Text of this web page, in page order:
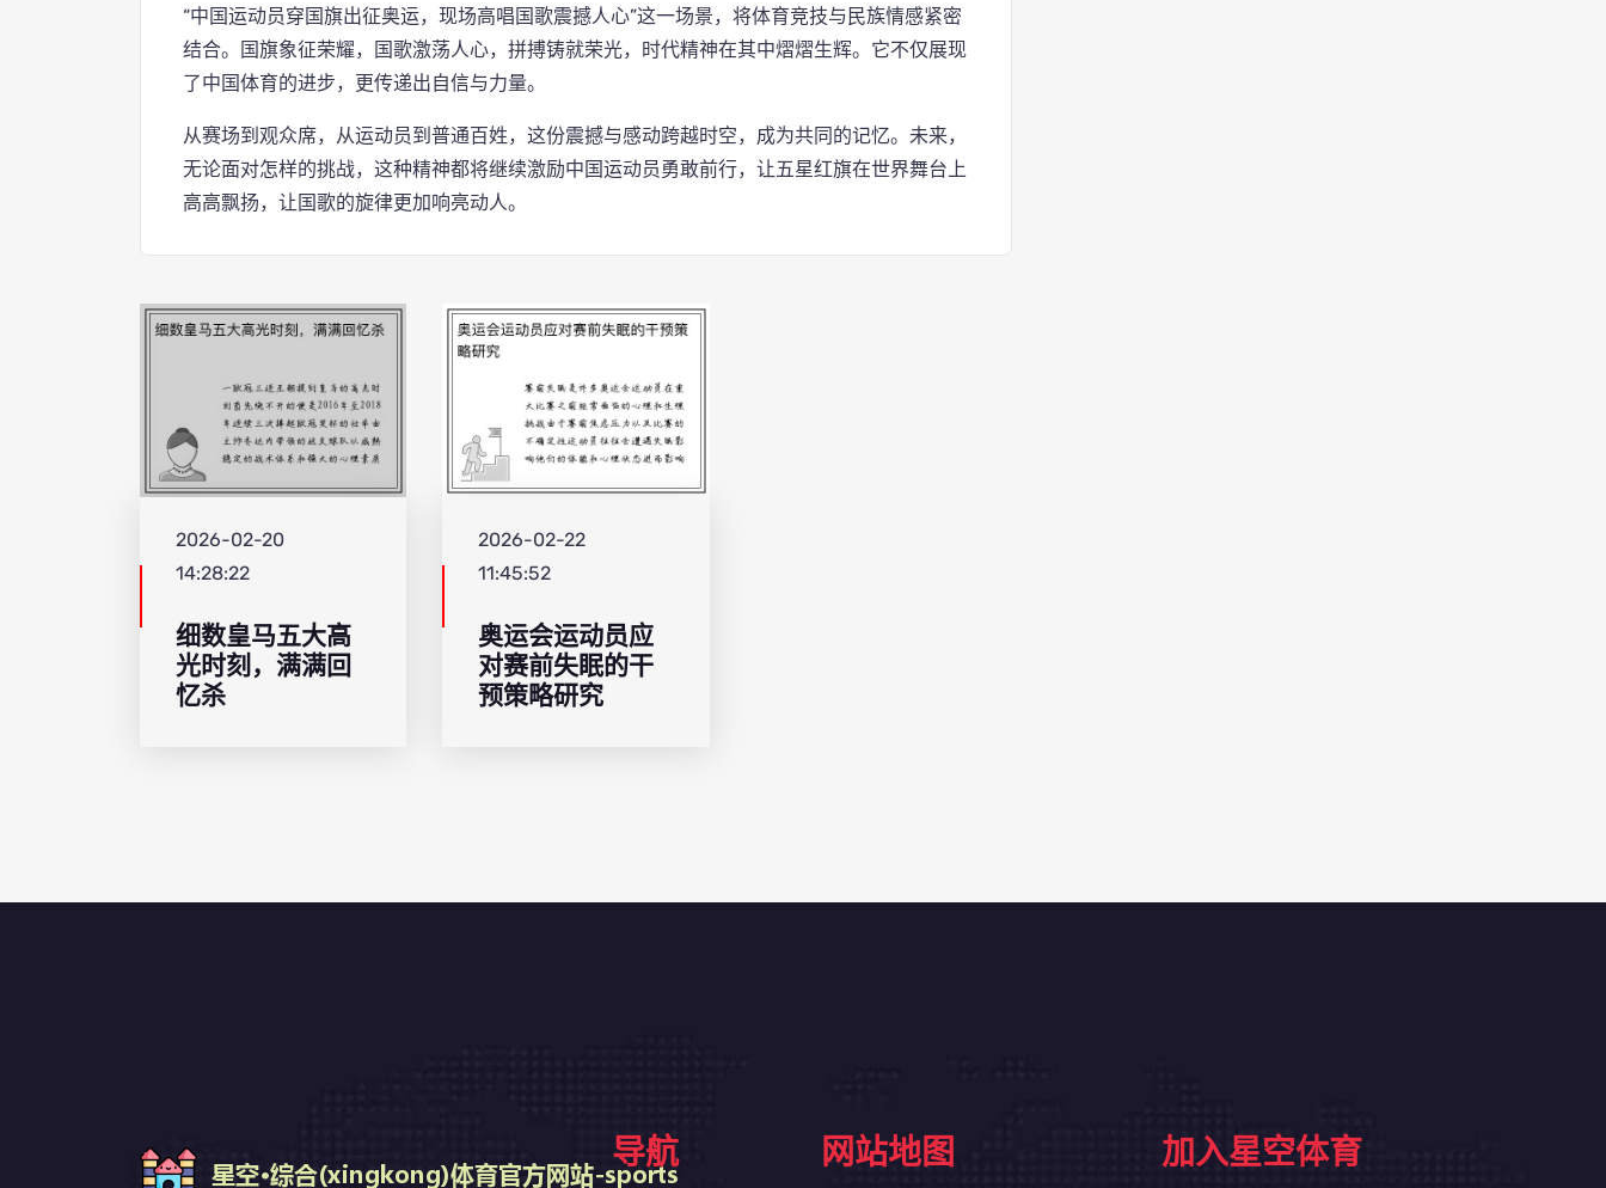
“中国运动员穿国旗出征奥运，现场高唱国歌震撼人心”这一场景，将体育竞技与民族情感紧密
结合。国旗象征荣耀，国歌激荡人心，拼搏铸就荣光，时代精神在其中熠熠生辉。它不仅展现
了中国体育的进步，更传递出自信与力量。
从赛场到观众席，从运动员到普通百姓，这份震撼与感动跨越时空，成为共同的记忆。未来，
无论面对怎样的挑战，这种精神都将继续激励中国运动员勇敢前行，让五星红旗在世界舞台上
高高飘扬，让国歌的旋律更加响亮动人。
2026-02-20
14:28:22
细数皇马五大高
光时刻，满满回
忆杀
2026-02-22
11:45:52
奥运会运动员应
对赛前失眠的干
预策略研究
导航 网站地图 加入星空体育